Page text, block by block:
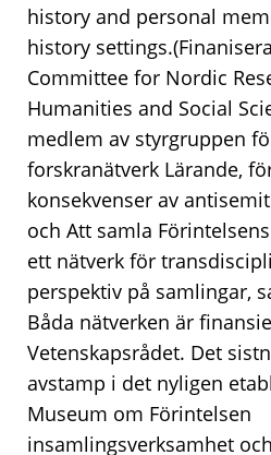
history and personal
history
Committee for Nordic
Humanities and Social
medlem av styrgruppen
forskranätverk Lärande,
konsekvenser av
och Att samla
ett nätverk för
perspektiv på samlingar,
Båda nätverken är
Vetenskapsrådet. Det
avstamp i det nyligen
Museum om Förintelsen
insamlingsverksamhet